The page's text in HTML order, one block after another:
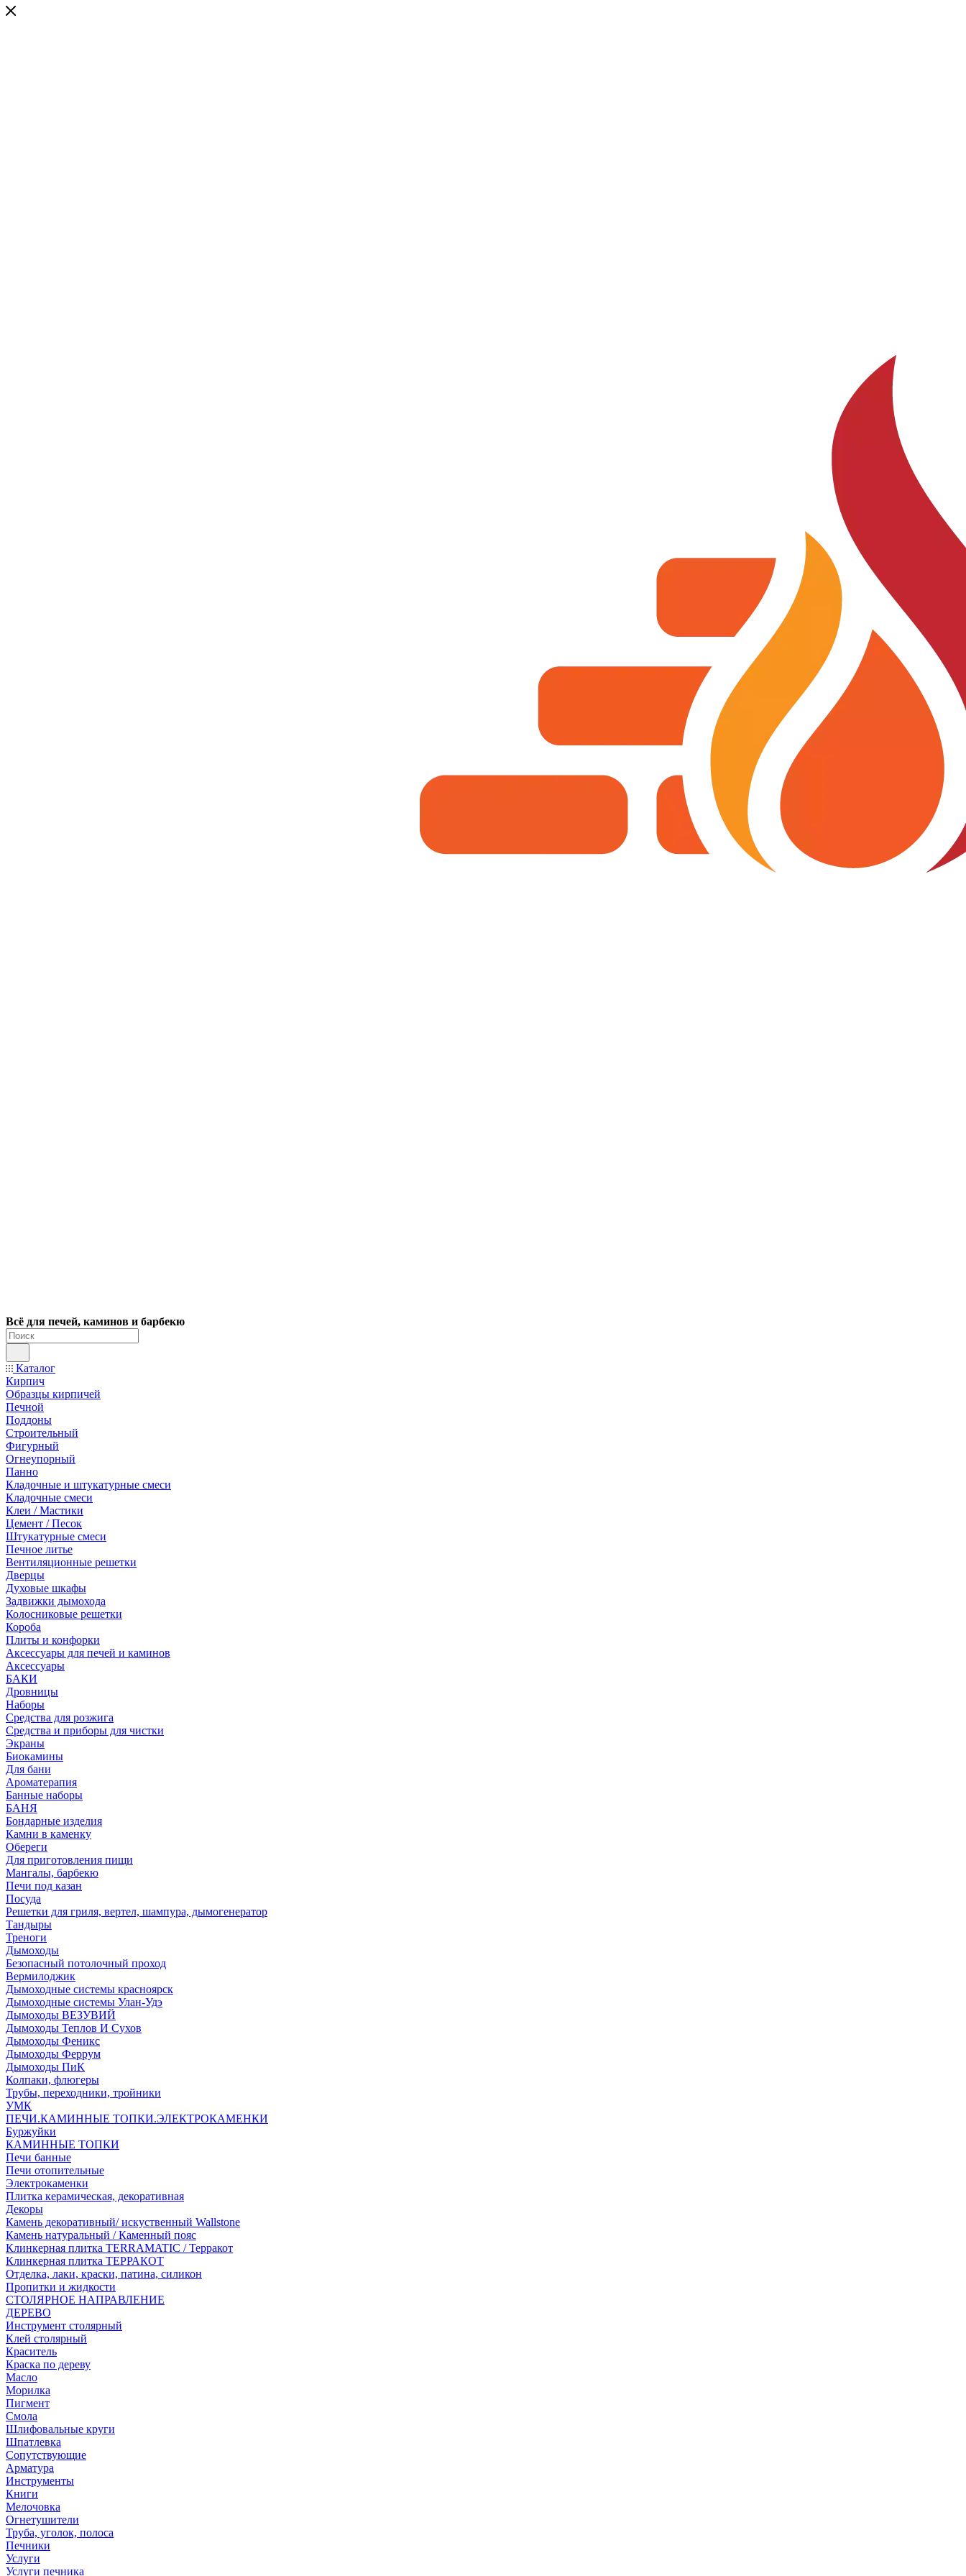
Всё для печей, каминов и барбекю
Каталог
Кирпич
Образцы кирпичей
Печной
Поддоны
Строительный
Фигурный
Огнеупорный
Панно
Кладочные и штукатурные смеси
Кладочные смеси
Клеи / Мастики
Цемент / Песок
Штукатурные смеси
Печное литье
Вентиляционные решетки
Дверцы
Духовые шкафы
Задвижки дымохода
Колосниковые решетки
Короба
Плиты и конфорки
Аксессуары для печей и каминов
Аксессуары
БАКИ
Дровницы
Наборы
Средства для розжига
Средства и приборы для чистки
Экраны
Биокамины
Для бани
Ароматерапия
Банные наборы
БАНЯ
Бондарные изделия
Камни в каменку
Обереги
Для приготовления пищи
Мангалы, барбекю
Печи под казан
Посуда
Решетки для гриля, вертел, шампура, дымогенератор
Тандыры
Треноги
Дымоходы
Безопасный потолочный проход
Вермилоджик
Дымоходные системы красноярск
Дымоходные системы Улан-Удэ
Дымоходы ВЕЗУВИЙ
Дымоходы Теплов И Сухов
Дымоходы Феникс
Дымоходы Феррум
Дымоходы ПиК
Колпаки, флюгеры
Трубы, переходники, тройники
УМК
ПЕЧИ.КАМИННЫЕ ТОПКИ.ЭЛЕКТРОКАМЕНКИ
Буржуйки
КАМИННЫЕ ТОПКИ
Печи банные
Печи отопительные
Электрокаменки
Плитка керамическая, декоративная
Декоры
Камень декоративный/ искуственный Wallstone
Камень натуральный / Каменный пояс
Клинкерная плитка TERRAMATIC / Терракот
Клинкерная плитка ТЕРРАКОТ
Отделка, лаки, краски, патина, силикон
Пропитки и жидкости
СТОЛЯРНОЕ НАПРАВЛЕНИЕ
ДЕРЕВО
Инструмент столярный
Клей столярный
Краситель
Краска по дереву
Масло
Морилка
Пигмент
Смола
Шлифовальные круги
Шпатлевка
Сопутствующие
Арматура
Инструменты
Книги
Мелочовка
Огнетушители
Труба, уголок, полоса
Печники
Услуги
Услуги печника